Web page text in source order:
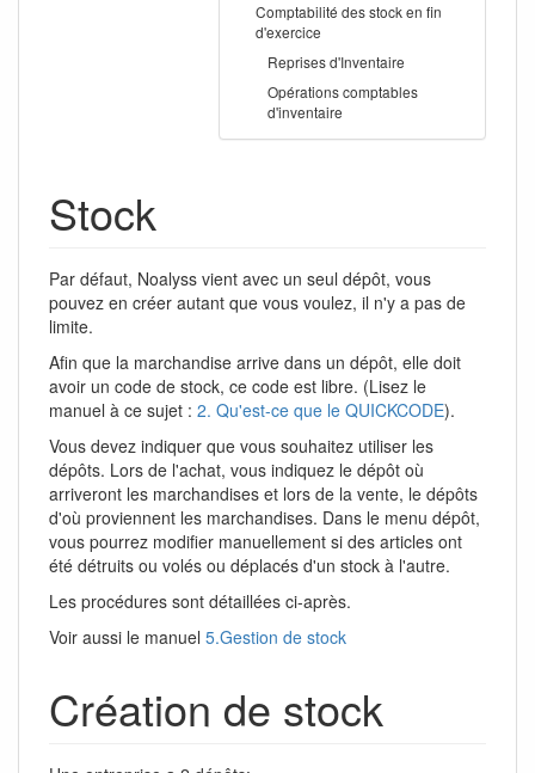
Comptabilité des stock en fin
d'exercice
Reprises d'Inventaire
Opérations comptables
d'inventaire
Stock
Par défaut, Noalyss vient avec un seul dépôt, vous
pouvez en créer autant que vous voulez, il n'y a pas de
limite.
Afin que la marchandise arrive dans un dépôt, elle doit
avoir un code de stock, ce code est libre. (Lisez le
manuel à ce sujet : 2. Qu'est-ce que le QUICKCODE).
Vous devez indiquer que vous souhaitez utiliser les
dépôts. Lors de l'achat, vous indiquez le dépôt où
arriveront les marchandises et lors de la vente, le dépôts
d'où proviennent les marchandises. Dans le menu dépôt,
vous pourrez modifier manuellement si des articles ont
été détruits ou volés ou déplacés d'un stock à l'autre.
Les procédures sont détaillées ci-après.
Voir aussi le manuel 5.Gestion de stock
Création de stock